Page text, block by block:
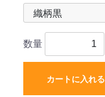
数量
カートに入れる